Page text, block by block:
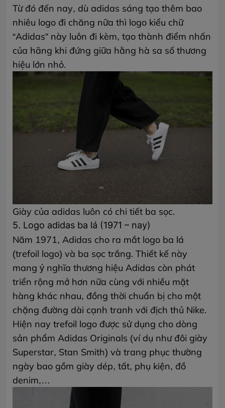
Từ đó đến nay, dù adidas sáng tạo thêm bao
nhiêu logo đi chăng nữa thì logo kiểu chữ
“Adidas” này luôn đi kèm, tạo thành điểm nhấn
của hãng khi đứng giữa hằng hà sa số thương
hiệu lớn nhỏ.
Giày của adidas luôn có chi tiết ba sọc.
5. Logo adidas ba lá (1971 – nay)
Năm 1971, Adidas cho ra mắt logo ba lá
(trefoil logo) và ba sọc trắng. Thiết kế này
mang ý nghĩa thương hiệu Adidas còn phát
triển rộng mở hơn nữa cùng với nhiều mặt
hàng khác nhau, đồng thời chuẩn bị cho một
chặng đường dài cạnh tranh với địch thủ Nike.
Hiện nay trefoil logo được sử dụng cho dòng
sản phẩm Adidas Originals (ví dụ như đôi giày
Superstar, Stan Smith) và trang phục thường
ngày bao gồm giày dép, tất, phụ kiện, đồ
denim,…